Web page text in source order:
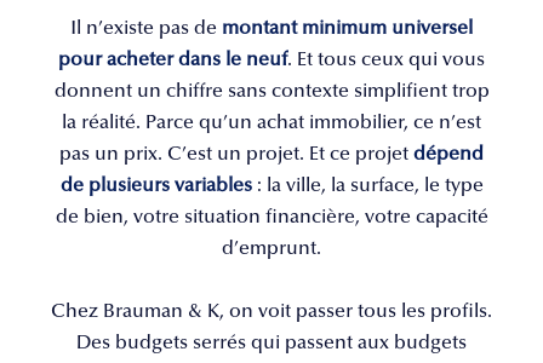
Il n’existe pas de montant minimum universel
pour acheter dans le neuf. Et tous ceux qui vous
donnent un chiffre sans contexte simplifient trop
la réalité. Parce qu’un achat immobilier, ce n’est
pas un prix. C’est un projet. Et ce projet dépend
de plusieurs variables: la ville, la surface, le type
de bien, votre situation financière, votre capacité
d’emprunt.
Chez Brauman & K, on voit passer tous les profils.
Des budgets serrés qui passent aux budgets